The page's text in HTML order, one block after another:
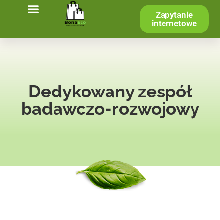
Zapytanie
internetowe
Dedykowany zespół
badawczo-rozwojowy